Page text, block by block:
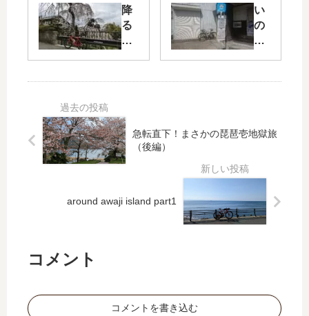
野
20
練
獄
の
榛
復
の
BR
M1
12
和
20
の
2
降
る
降
欺
い
の
ち
じ
急転直下！まさかの琵琶壱地獄旅
（後編）
around awaji island part1
コメント
コメントを書き込む